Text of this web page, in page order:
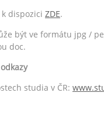
dispozici ZDE.
být ve formátu jpg /
doc.
studia v ČR: